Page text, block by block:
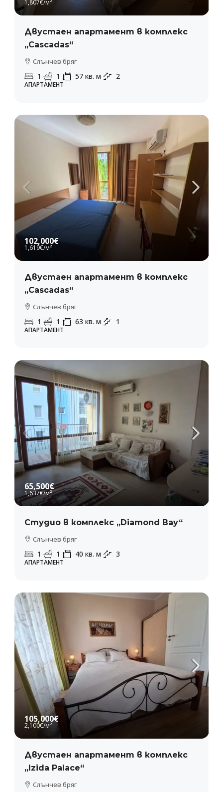
1,807€/м²
Двустаен апартамент в комплекс
„Cascadas“
Слънчев бряг
1 1 57 кв. м 2
АПАРТАМЕНТ
102,000€
1,619€/м²
Двустаен апартамент в комплекс
„Cascadas“
Слънчев бряг
1 1 63 кв. м 1
АПАРТАМЕНТ
65,500€
1,637€/м²
Студио в комплекс „Diamond Bay“
Слънчев бряг
1 1 40 кв. м 3
АПАРТАМЕНТ
105,000€
2,100€/м²
Двустаен апартамент в комплекс
„Izida Palace“
Слънчев бряг